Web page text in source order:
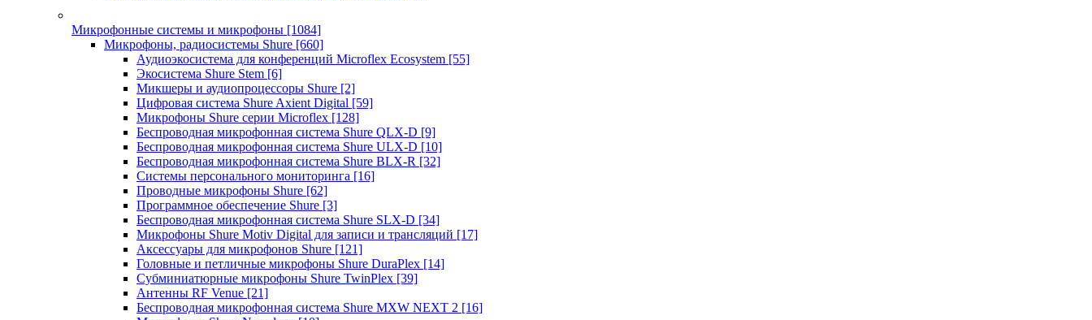
Микрофонные системы и микрофоны [1084]
Микрофоны, радиосистемы Shure [660]
Аудиоэкосистема для конференций Microflex Ecosystem [55]
Экосистема Shure Stem [6]
Микшеры и аудиопроцессоры Shure [2]
Цифровая система Shure Axient Digital [59]
Микрофоны Shure серии Microflex [128]
Беспроводная микрофонная система Shure QLX-D [9]
Беспроводная микрофонная система Shure ULX-D [10]
Беспроводная микрофонная система Shure BLX-R [32]
Системы персонального мониторинга [16]
Проводные микрофоны Shure [62]
Программное обеспечение Shure [3]
Беспроводная микрофонная система Shure SLX-D [34]
Микрофоны Shure Motiv Digital для записи и трансляций [17]
Аксессуары для микрофонов Shure [121]
Головные и петличные микрофоны Shure DuraPlex [14]
Субминиатюрные микрофоны Shure TwinPlex [39]
Антенны RF Venue [21]
Беспроводная микрофонная система Shure MXW NEXT 2 [16]